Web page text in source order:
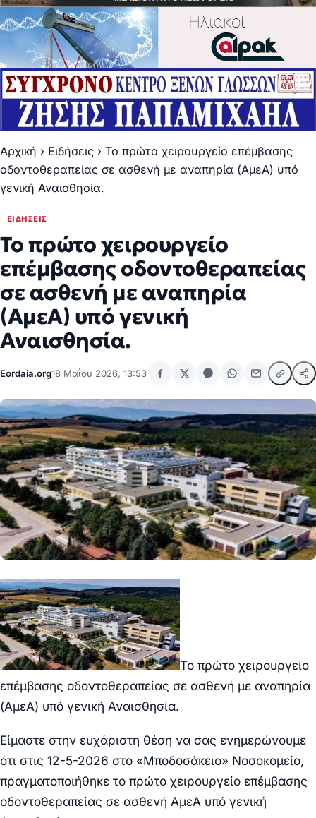
Αρχική › Ειδήσεις › Το πρώτο χειρουργείο επέμβασης
οδοντοθεραπείας σε ασθενή με αναπηρία (ΑμεΑ) υπό
γενική Αναισθησία.
ΕΙΔΉΣΕΙΣ
Το πρώτο χειρουργείο
επέμβασης οδοντοθεραπείας
σε ασθενή με αναπηρία
(ΑμεΑ) υπό γενική
Αναισθησία.
Eordaia.org18 Μαΐου 2026, 13:53
Το πρώτο χειρουργείο
επέμβασης οδοντοθεραπείας σε ασθενή με αναπηρία
(ΑμεΑ) υπό γενική Αναισθησία.
Είμαστε στην ευχάριστη θέση να σας ενημερώνουμε
ότι στις 12-5-2026 στο «Μποδοσάκειο» Νοσοκομείο,
πραγματοποιήθηκε το πρώτο χειρουργείο επέμβασης
οδοντοθεραπείας σε ασθενή ΑμεΑ υπό γενική